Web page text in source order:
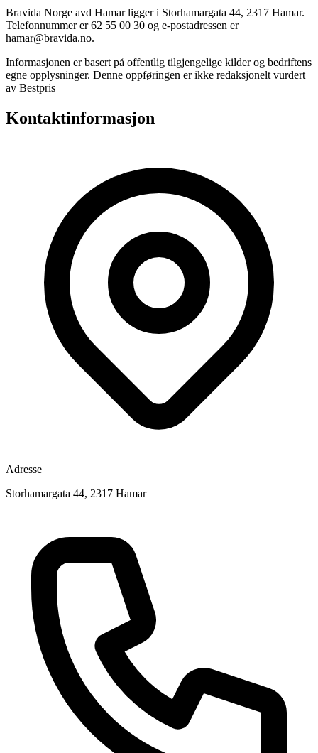
Bravida Norge avd Hamar ligger i Storhamargata 44, 2317 Hamar.
Telefonnummer er 62 55 00 30 og e-postadressen er
hamar@bravida.no.
Informasjonen er basert på offentlig tilgjengelige kilder og bedriftens
egne opplysninger. Denne oppføringen er ikke redaksjonelt vurdert
av Bestpris
Kontaktinformasjon
Adresse
Storhamargata 44, 2317 Hamar